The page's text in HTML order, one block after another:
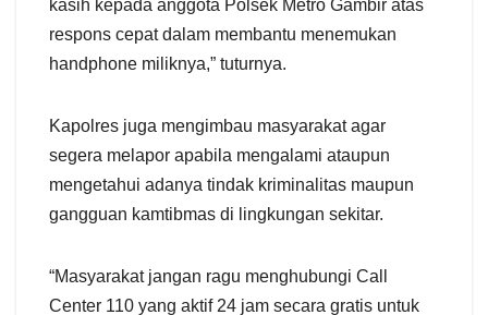
kasih kepada anggota Polsek Metro Gambir atas
respons cepat dalam membantu menemukan
handphone miliknya,” tuturnya.
Kapolres juga mengimbau masyarakat agar
segera melapor apabila mengalami ataupun
mengetahui adanya tindak kriminalitas maupun
gangguan kamtibmas di lingkungan sekitar.
“Masyarakat jangan ragu menghubungi Call
Center 110 yang aktif 24 jam secara gratis untuk